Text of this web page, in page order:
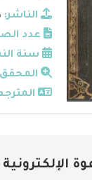
الناشر:
عدد
سنة
الإلكترونية